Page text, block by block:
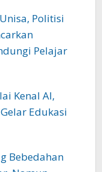
Politisi
Pelajar
Kenal AI,
Edukasi
Bebedahan